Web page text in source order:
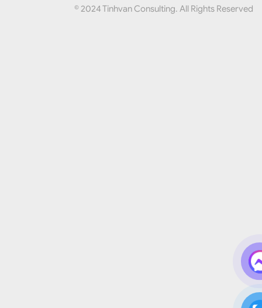
© 2024 Tinhvan Consulting. All Rights Reserved